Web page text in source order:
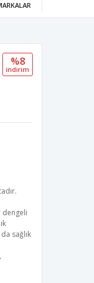
%8
i̇ndi̇ri̇m
dengeli
sağlık